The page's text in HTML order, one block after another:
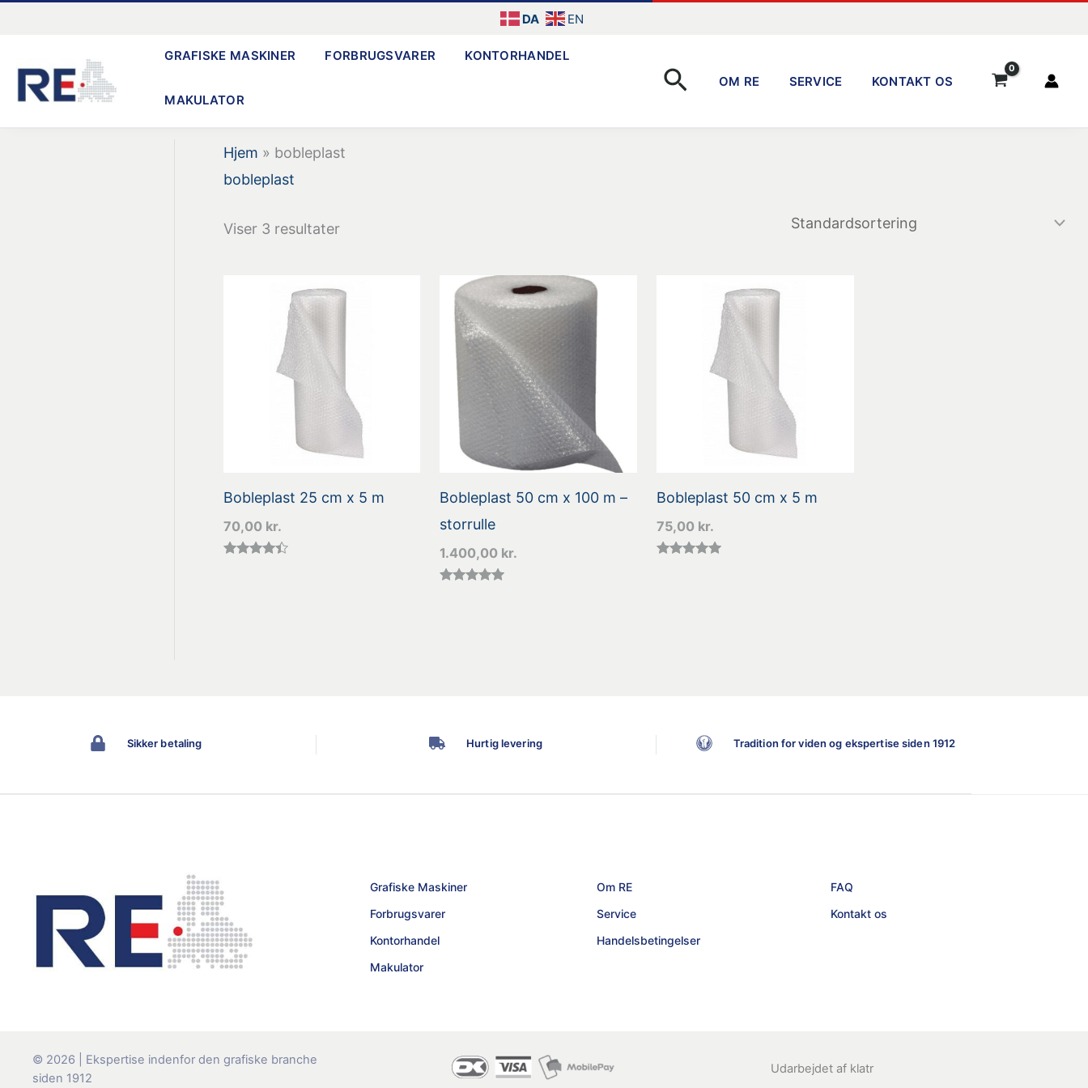
indholdet
DA EN
GRAFISKE MASKINER FORBRUGSVARER KONTORHANDEL
MAKULATOR
Søg OM RE SERVICE KONTAKT OS
Hjem » bobleplast
bobleplast
Viser 3 resultater
Bobleplast 25 cm x 5 m
70,00 kr.
Bobleplast 50 cm x 100 m –
storrulle
1.400,00 kr.
Bobleplast 50 cm x 5 m
75,00 kr.
Sikker betaling Hurtig levering Tradition for viden og ekspertise siden 1912
Grafiske Maskiner
Forbrugsvarer
Kontorhandel
Makulator
Om RE
Service
Handelsbetingelser
FAQ
Kontakt os
© 2026 | Ekspertise indenfor den grafiske branche
siden 1912
Udarbejdet af klatr